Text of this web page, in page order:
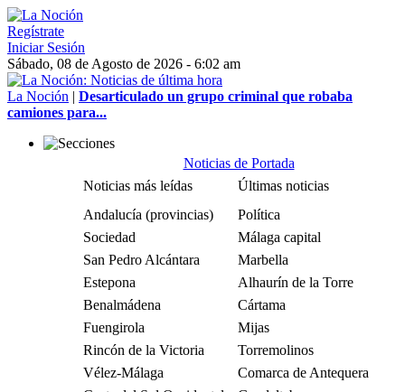
Regístrate
Iniciar Sesión
Sábado, 08 de Agosto de 2026 - 6:02 am
La Noción | Desarticulado un grupo criminal que robaba
camiones para...
Noticias de Portada
Noticias más leídas
Últimas noticias
Andalucía (provincias)
Política
Sociedad
Málaga capital
San Pedro Alcántara
Marbella
Estepona
Alhaurín de la Torre
Benalmádena
Cártama
Fuengirola
Mijas
Rincón de la Victoria
Torremolinos
Vélez-Málaga
Comarca de Antequera